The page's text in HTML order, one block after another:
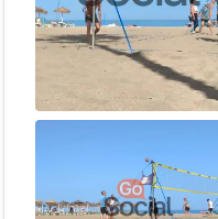
lugar.
Haz tu check-inal
rápido y nos ayuda a
jueguen! 📲
desmontar las